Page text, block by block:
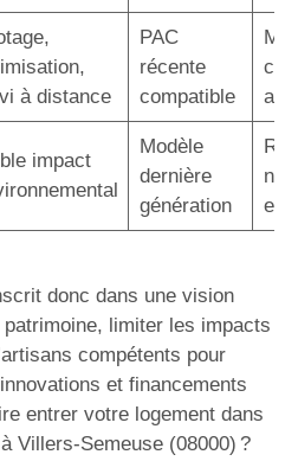
à distance
PAC
récente
compatible
impact
Modèle
dernière
génération
donc dans une vision
limiter les impacts
compétents pour
et financements
entrer votre logement dans
Villers-Semeuse (08000) ?